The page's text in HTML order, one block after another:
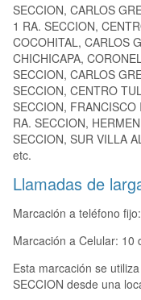
SECCION, CARLOS
1 RA. SECCION,
COCOHITAL, CARLOS
CHICHICAPA,
SECCION, CARLOS
SECCION, CENTRO
SECCION, FRANCISCO
RA. SECCION,
SECCION, SUR VILLA
etc.
Llamadas de
Marcación a teléfono
Marcación a Celular: 10
Esta marcación se
SECCION desde una